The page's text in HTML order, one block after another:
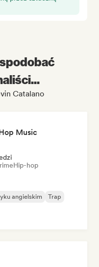
Catalano
Music
Hip-hop
angielskim
Trap